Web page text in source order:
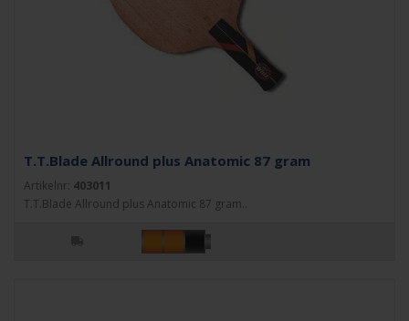
T.T.Blade Allround plus Anatomic 87 gram
Artikelnr: 403011
T.T.Blade Allround plus Anatomic 87 gram..